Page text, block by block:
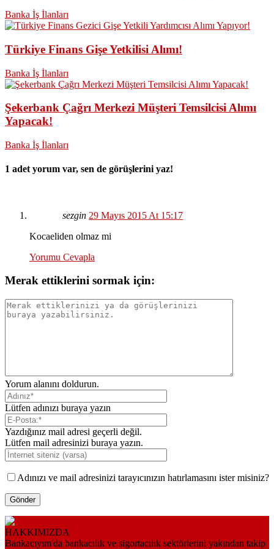
Banka İş İlanları
Türkiye Finans Gişe Yetkilisi Alımı!
Banka İş İlanları
Şekerbank Çağrı Merkezi Müşteri Temsilcisi Alımı
Yapacak!
Banka İş İlanları
1 adet yorum var, sen de görüşlerini yaz!
sezgin 29 Mayıs 2015 At 15:17
Kocaeliden olmaz mi
Yorumu Cevapla
Merak ettiklerini sormak için:
Yorum alanını doldurun.
Lütfen adınızı buraya yazın
Yazdığınız mail adresi geçerli değil.
Lütfen mail adresinizi buraya yazın.
Adınızı ve mail adresinizi tarayıcınızın hatırlamasını ister misiniz?
HAKKIMIZDA
Bankacıyım'da bankacılık ve sigortacılık sektörlerini yakından takip